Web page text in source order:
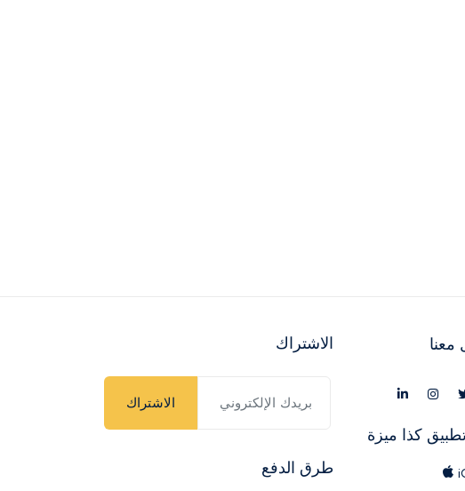
كذا ميزة
الاشتراك
الاشتراك
طرق الدفع